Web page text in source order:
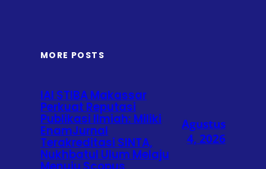
MORE POSTS
IAI STIBA Makassar
Perkuat Reputasi
Publikasi Ilmiah: Miliki
EnamJurnal
Terakreditasi SINTA,
Nukhbatul Ulum Melaju
Agustus
4, 2026